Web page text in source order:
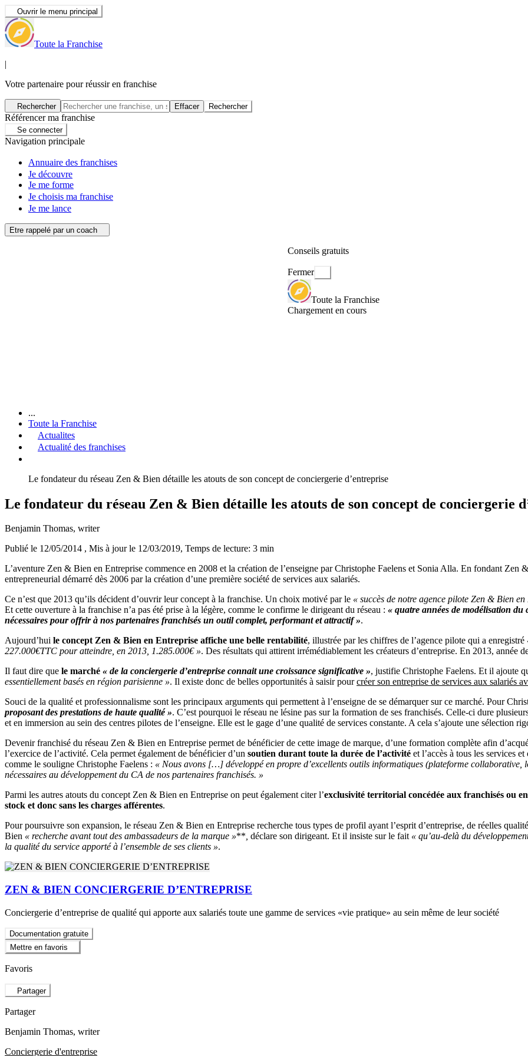
Ouvrir le menu principal
Toute la Franchise
|
Votre partenaire pour réussir en franchise
Rechercher Effacer Rechercher
Référencer ma franchise
Se connecter
Navigation principale
Annuaire des franchises
Je découvre
Je me forme
Je choisis ma franchise
Je me lance
Etre rappelé par un coach
Conseils gratuits
Fermer
Toute la Franchise
Chargement en cours
...
Toute la Franchise
Actualites
Actualité des franchises
Le fondateur du réseau Zen & Bien détaille les atouts de son concept de conciergerie d’entreprise
Le fondateur du réseau Zen & Bien détaille les atouts de son concept de conciergerie
Benjamin Thomas, writer
Publié le 12/05/2014 , Mis à jour le 12/03/2019, Temps de lecture: 3 min
L’aventure Zen & Bien en Entreprise commence en 2008 et la création de l’enseigne par Christophe Faelens et Sonia Alla. En fondant
entrepreneurial démarré dès 2006 par la création d’une première société de services aux salariés.
Ce n’est que 2013 qu’ils décident d’ouvrir leur concept à la franchise. Un choix motivé par le « succès de notre agence pilote Zen & Bien
Et cette ouverture à la franchise n’a pas été prise à la légère, comme le confirme le dirigeant du réseau : « quatre années de modélisation du
nécessaires pour offrir à nos partenaires franchisés un outil complet, performant et attractif ».
Aujourd’hui le concept Zen & Bien en Entreprise affiche une belle rentabilité, illustrée par les chiffres de l’agence pilote qui a enregistré
227.000€TTC pour atteindre, en 2013, 1.285.000€ ». Des résultats qui attirent irrémédiablement les créateurs d’entreprise. En 2013, année
Il faut dire que le marché « de la conciergerie d’entreprise connait une croissance significative », justifie Christophe Faelens. Et il ajoute
essentiellement basés en région parisienne ». Il existe donc de belles opportunités à saisir pourcréer son entreprise de services aux salariés
Souci de la qualité et professionnalisme sont les principaux arguments qui permettent à l’enseigne de se démarquer sur ce marché. Pour
proposant des prestations de haute qualité ». C’est pourquoi le réseau ne lésine pas sur la formation de ses franchisés. Celle-ci dure
et en immersion au sein des centres pilotes de l’enseigne. Elle est le gage d’une qualité de services constante. A cela s’ajoute une sélection
Devenir franchisé du réseau Zen & Bien en Entreprise permet de bénéficier de cette image de marque, d’une formation complète afin
l’exercice de l’activité. Cela permet également de bénéficier d’un soutien durant toute la durée de l’activité et l’accès à tous les services
comme le souligne Christophe Faelens : « Nous avons […] développé en propre d’excellents outils informatiques (plateforme
nécessaires au développement du CA de nos partenaires franchisés. »
Parmi les autres atouts du concept Zen & Bien en Entreprise on peut également citer l’exclusivité territorial concédée aux franchisés ou
stock et donc sans les charges afférentes.
Pour poursuivre son expansion, le réseau Zen & Bien en Entreprise recherche tous types de profil ayant l’esprit d’entreprise, de réelles
Bien « recherche avant tout des ambassadeurs de la marque »**, déclare son dirigeant. Et il insiste sur le fait « qu’au-delà du
la qualité du service apporté à l’ensemble de ses clients ».
ZEN & BIEN CONCIERGERIE D’ENTREPRISE
Conciergerie d’entreprise de qualité qui apporte aux salariés toute une gamme de services «vie pratique» au sein même de leur société
Documentation gratuite
Mettre en favoris
Favoris
Partager
Partager
Benjamin Thomas, writer
Conciergerie d'entreprise